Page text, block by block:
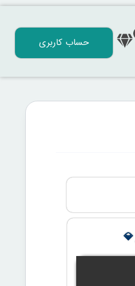
حساب کاربری
💎